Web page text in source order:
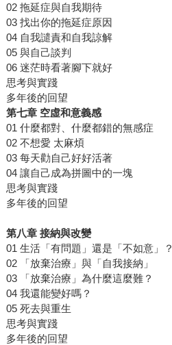
02 拖延症與自我期待
03 找出你的拖延症原因
04 自我譴責和自我諒解
05 與自己談判
06 迷茫時看著腳下就好
思考與實踐
多年後的回望
第七章 空虛和意義感
01 什麼都對、什麼都錯的無感症
02 不想愛 太麻煩
03 每天勸自己好好活著
04 讓自己成為拼圖中的一塊
思考與實踐
多年後的回望
第八章 接納與改變
01 生活「有問題」還是「不如意」？
02 「放棄治療」與「自我接納」
03 「放棄治療」為什麼這麼難？
04 我還能變好嗎？
05 死去與重生
思考與實踐
多年後的回望